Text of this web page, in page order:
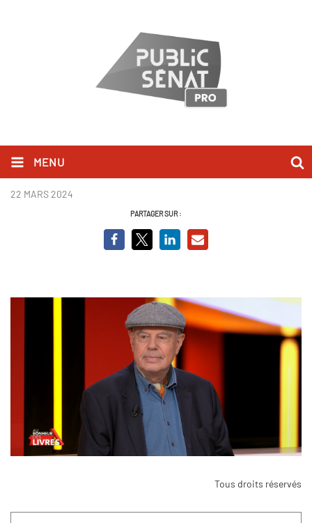
MENU
Frédéric Mitterrand.png
22 MARS 2024
PARTAGER SUR :
Tous droits réservés